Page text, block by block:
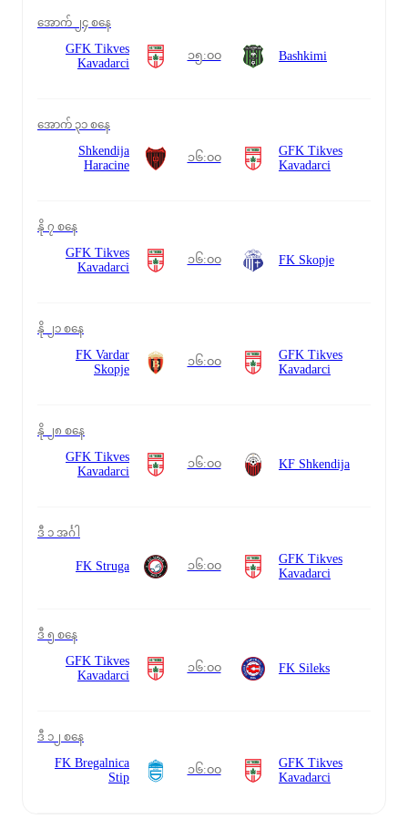
အောက် ၂၄ စနေ
GFK Tikves
Kavadarci
၁၅:၀၀ Bashkimi
အောက် ၃၁ စနေ
Shkendija
Haracine
၁၆:၀၀
GFK Tikves
Kavadarci
နို ၇ စနေ
GFK Tikves
Kavadarci
၁၆:၀၀ FK Skopje
နို ၂၁ စနေ
FK Vardar
Skopje
၁၆:၀၀
GFK Tikves
Kavadarci
နို ၂၈ စနေ
GFK Tikves
Kavadarci
၁၆:၀၀ KF Shkendija
ဒီ ၁ အင်္ဂါ
FK Struga ၁၆:၀၀
GFK Tikves
Kavadarci
ဒီ ၅ စနေ
GFK Tikves
Kavadarci
၁၆:၀၀ FK Sileks
ဒီ ၁၂ စနေ
FK Bregalnica
Stip
၁၆:၀၀
GFK Tikves
Kavadarci